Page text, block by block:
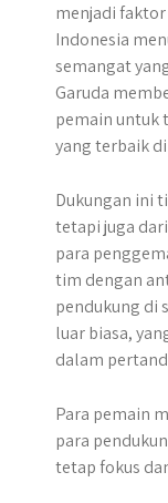
menjadi
Indonesia
semangat
Garuda
pemain untuk
yang terbaik
Dukungan ini
tetapi juga
para
tim dengan
pendukung di
luar biasa,
dalam
Para pemain
para
tetap fokus